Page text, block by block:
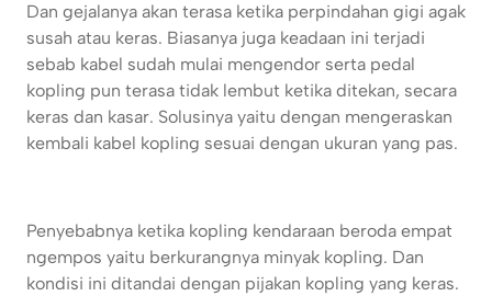
Dan gejalanya akan terasa ketika perpindahan gigi agak
susah atau keras. Biasanya juga keadaan ini terjadi
sebab kabel sudah mulai mengendor serta pedal
kopling pun terasa tidak lembut ketika ditekan, secara
keras dan kasar. Solusinya yaitu dengan mengeraskan
kembali kabel kopling sesuai dengan ukuran yang pas.
Penyebabnya ketika kopling kendaraan beroda empat
ngempos yaitu berkurangnya minyak kopling. Dan
kondisi ini ditandai dengan pijakan kopling yang keras.